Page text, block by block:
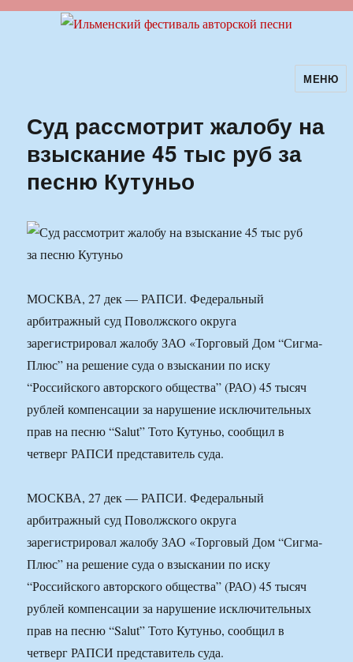
Ильменский фестиваль авторскойМЕНЮ
Суд рассмотрит жалобу на
взыскание 45 тыс руб за
песню Кутуньо
МОСКВА, 27 дек — РАПСИ. Федеральный
арбитражный суд Поволжского округа
зарегистрировал жалобу ЗАО «Торговый Дом “Сигма-
Плюс” на решение суда о взыскании по иску
“Российского авторского общества” (РАО) 45 тысяч
рублей компенсации за нарушение исключительных
прав на песню “Salut” Тото Кутуньо, сообщил в
четверг РАПСИ представитель суда.
МОСКВА, 27 дек — РАПСИ. Федеральный
арбитражный суд Поволжского округа
зарегистрировал жалобу ЗАО «Торговый Дом “Сигма-
Плюс” на решение суда о взыскании по иску
“Российского авторского общества” (РАО) 45 тысяч
рублей компенсации за нарушение исключительных
прав на песню “Salut” Тото Кутуньо, сообщил в
четверг РАПСИ представитель суда.